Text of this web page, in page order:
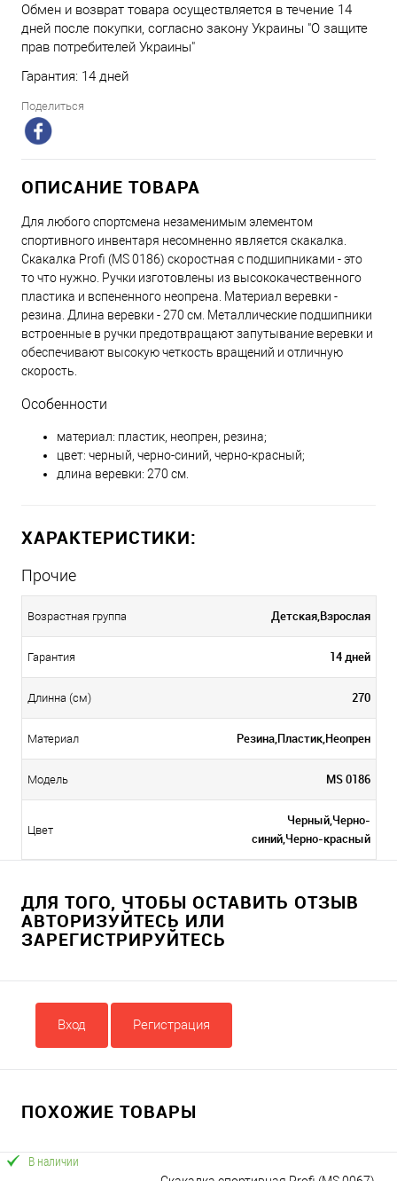
Обмен и возврат товара осуществляется в течение 14
дней после покупки, согласно закону Украины "О защите
прав потребителей Украины"
Гарантия: 14 дней
Поделиться
ОПИСАНИЕ ТОВАРА
Для любого спортсмена незаменимым элементом
спортивного инвентаря несомненно является скакалка.
Скакалка Profi (MS 0186) скоростная с подшипниками - это
то что нужно. Ручки изготовлены из высококачественного
пластика и вспененного неопрена. Материал веревки -
резина. Длина веревки - 270 см. Металлические подшипники
встроенные в ручки предотвращают запутывание веревки и
обеспечивают высокую четкость вращений и отличную
скорость.
Особенности
материал: пластик, неопрен, резина;
цвет: черный, черно-синий, черно-красный;
длина веревки: 270 см.
ХАРАКТЕРИСТИКИ:
Прочие
Возрастная группа Детская,Взрослая
Гарантия 14 дней
Длинна (см) 270
Материал Резина,Пластик,Неопрен
Модель MS 0186
Цвет
Черный,Черно-
синий,Черно-красный
ДЛЯ ТОГО, ЧТОБЫ ОСТАВИТЬ ОТЗЫВ
АВТОРИЗУЙТЕСЬ ИЛИ
ЗАРЕГИСТРИРУЙТЕСЬ
Вход Регистрация
ПОХОЖИЕ ТОВАРЫ
В наличии